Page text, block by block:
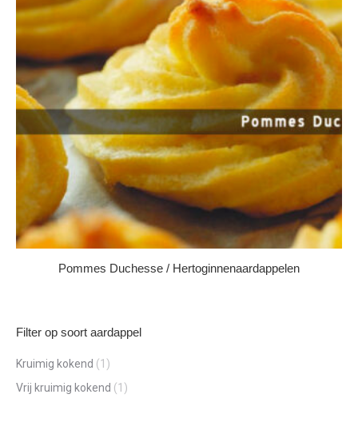
Pommes Duchesse / Hertoginnenaardappelen
Filter op soort aardappel
Kruimig kokend (1)
Vrij kruimig kokend (1)